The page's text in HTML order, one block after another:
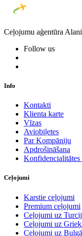
Ceļojumu aģentūra
Follow us
Info
Kontakti
Klienta karte
Vīzas
Aviobiļetes
Par Kompāniju
Apdrošināšana
Ceļojumi
Karstie ceļojumi
Premium ceļojumi
Ceļojumi uz
Ceļojumi uz
Ceļojumi uz